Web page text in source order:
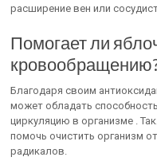
расширение вен или
Помогает ли
Благодаря своим
может обладать
циркуляцию в организме .
помочь очистить организм
радикалов.